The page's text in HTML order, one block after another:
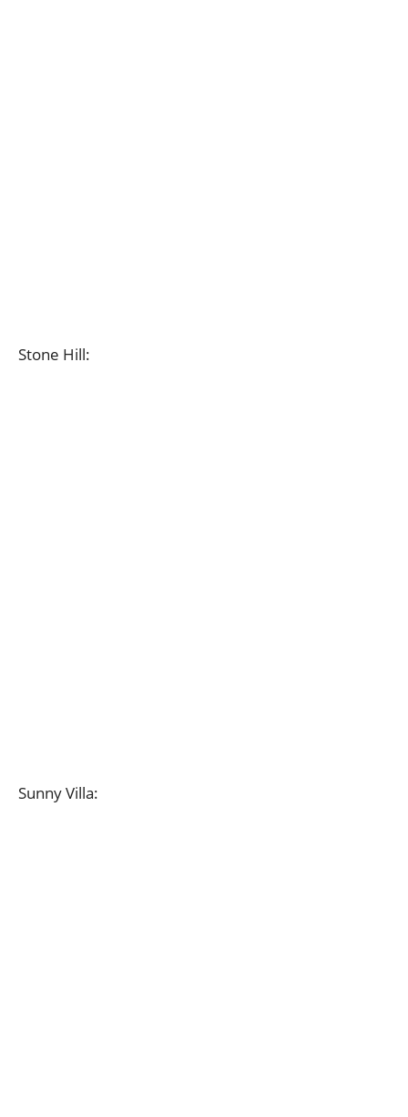
Stone Hill:
Sunny Villa: